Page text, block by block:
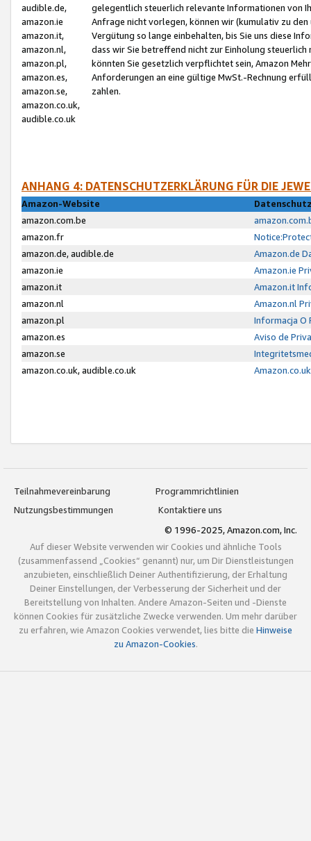
audible.de,
amazon.ie
amazon.it,
amazon.nl,
amazon.pl,
amazon.es,
amazon.se,
amazon.co.uk,
audible.co.uk
gelegentlich steuerlich relevante Informationen von
Anfrage nicht vorlegen, können wir (kumulativ zu
Vergütung so lange einbehalten, bis Sie uns diese
dass wir Sie betreffend nicht zur Einholung
könnten Sie gesetzlich verpflichtet sein, Amazon
Anforderungen an eine gültige MwSt.-Rechnung
zahlen.
ANHANG 4: DATENSCHUTZERKLÄRUNG FÜR DIE
Amazon-Website
amazon.com.be
amazon.fr
amazon.de, audible.de
Amazon.de
amazon.ie
Amazon.ie
amazon.it
Amazon.it
amazon.nl
Amazon.nl
amazon.pl
Informacja O
amazon.es
Aviso de
amazon.se
amazon.co.uk, audible.co.uk
Teilnahmevereinbarung
Programmrichtlinien
Nutzungsbestimmungen
Kontaktiere uns
© 1996-2025, Amazon.com, Inc.
Auf dieser Website verwenden wir Cookies und ähnliche Tools
(zusammenfassend „Cookies“ genannt) nur, um Dir Dienstleistungen
anzubieten, einschließlich Deiner Authentifizierung, der Erhaltung
Deiner Einstellungen, der Verbesserung der Sicherheit und der
Bereitstellung von Inhalten. Andere Amazon-Seiten und -Dienste
können Cookies für zusätzliche Zwecke verwenden. Um mehr darüber
zu erfahren, wie Amazon Cookies verwendet, lies bitte die Hinweise
zu Amazon-Cookies.